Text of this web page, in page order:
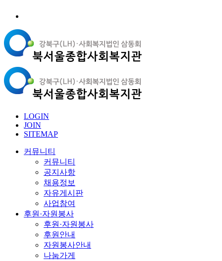
LOGIN
JOIN
SITEMAP
커뮤니티
커뮤니티
공지사항
채용정보
자유게시판
사업참여
후원·자원봉사
후원·자원봉사
후원안내
자원봉사안내
나눔가게